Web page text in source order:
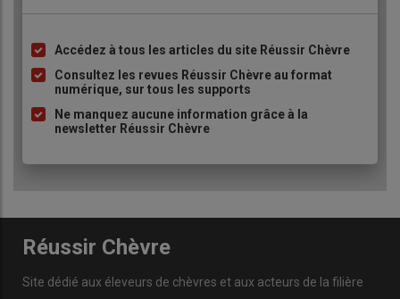
Liste
à
puce
Accédez à tous les articles du site Réussir Chèvre
Consultez les revues Réussir Chèvre au format
numérique, sur tous les supports
Ne manquez aucune information grâce à la
newsletter Réussir Chèvre
Réussir Chèvre
Site dédié aux éleveurs de chèvres et aux acteurs de la filière